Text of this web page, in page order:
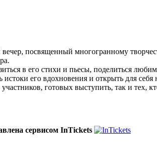
посвященный многогранному
в его стихи и пьесы, поделиться
его вдохновения и открыть для себя
готовых выступить, так и тех,
сервисом InTickets